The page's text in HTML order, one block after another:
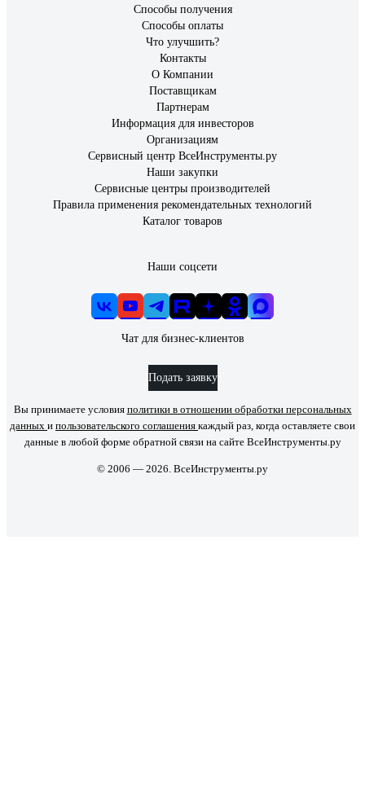
Способы получения
Способы оплаты
Что улучшить?
Контакты
О Компании
Поставщикам
Партнерам
Информация для инвесторов
Организациям
Сервисный центр ВсеИнструменты.ру
Наши закупки
Сервисные центры производителей
Правила применения рекомендательных технологий
Каталог товаров
Наши соцсети
Чат для бизнес-клиентов
Подать заявку
Вы принимаете условия политики в отношении обработки персональных
данных и пользовательского соглашения каждый раз, когда оставляете свои
данные в любой форме обратной связи на сайте ВсеИнструменты.ру
© 2006 — 2026. ВсеИнструменты.ру